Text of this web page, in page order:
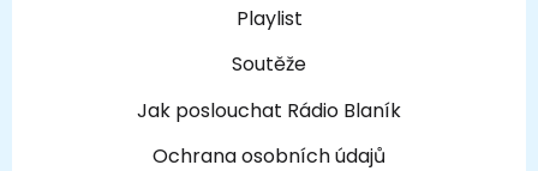
Playlist
Soutěže
Jak poslouchat Rádio Blaník
Ochrana osobních údajů